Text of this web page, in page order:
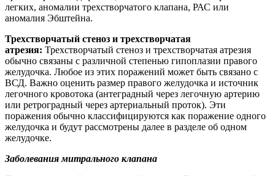
легких, аномалии трехстворчатого клапана, РАС или
аномалия Эбштейна.
Трехстворчатый стеноз и трехстворчатая
атрезия: Трехстворчатый стеноз и трехстворчатая атрезия
обычно связаны с различной степенью гипоплазии правого
желудочка. Любое из этих поражений может быть связано с
ВСД. Важно оценить размер правого желудочка и источник
легочного кровотока (антеградный через легочную артерию
или ретроградный через артериальный проток). Эти
поражения обычно классифицируются как поражение одного
желудочка и будут рассмотрены далее в разделе об одном
желудочке.
Заболевания митрального клапана